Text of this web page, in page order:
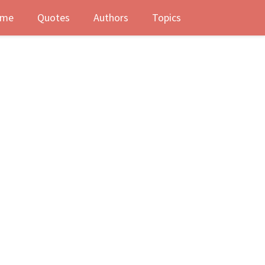
Quotes Authors Topics